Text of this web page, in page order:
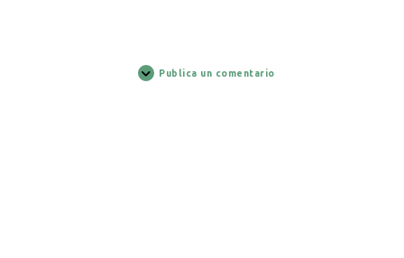
Publica un comentario